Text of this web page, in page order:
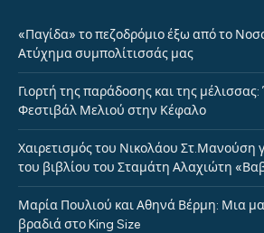
«Παγίδα» το πεζοδρόμιο έξω από το
Ατύχημα συμπολίτισσάς μας
Γιορτή της παράδοσης και της μέλισσας:
Φεστιβάλ Μελιού στην Κέφαλο
Χαιρετισμός του Νικολάου Στ.Μανούση
του βιβλίου του Σταμάτη Αλαχιώτη
Μαρία Πουλιού και Αθηνά Βέρμη: Μια
βραδιά στο King Size